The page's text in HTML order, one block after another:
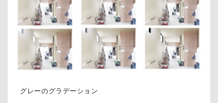
グレーのグラデーション